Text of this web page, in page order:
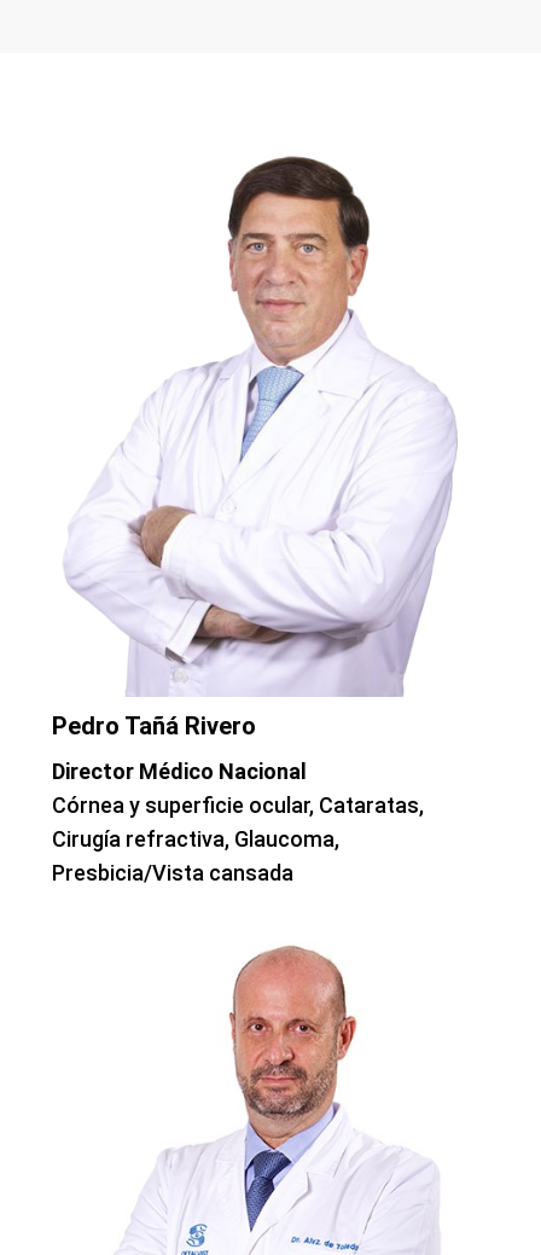
Pedro Tañá Rivero
Director Médico Nacional
Córnea y superficie ocular, Cataratas,
Cirugía refractiva, Glaucoma,
Presbicia/Vista cansada